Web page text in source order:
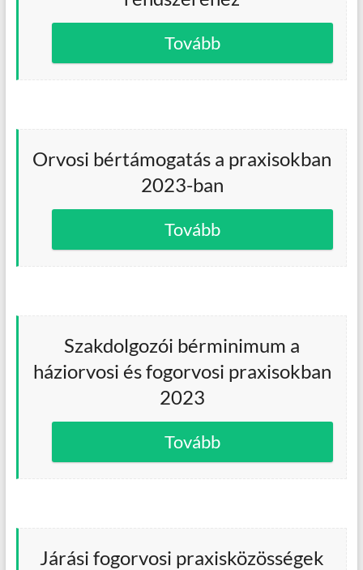
Tovább
Orvosi bértámogatás a praxisokban
2023-ban
Tovább
Szakdolgozói bérminimum a
háziorvosi és fogorvosi praxisokban
2023
Tovább
Járási fogorvosi praxisközösségek